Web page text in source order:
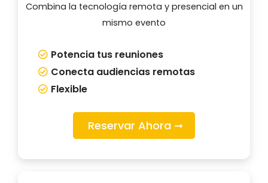
Combina la tecnología remota y presencial en un
mismo evento
Potencia tus reuniones
Conecta audiencias remotas
Flexible
Reservar Ahora ➞